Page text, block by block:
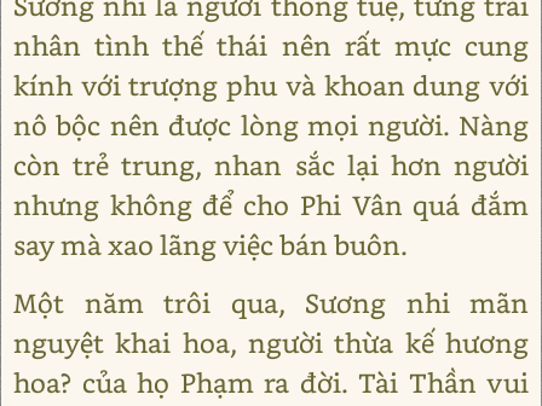
nhân tình thế thái nên rất mực cung
kính với trượng phu và khoan dung với
nô bộc nên được lòng mọi người. Nàng
còn trẻ trung, nhan sắc lại hơn người
nhưng không để cho Phi Vân quá đắm
say mà xao lãng việc bán buôn.
Một năm trôi qua, Sương nhi mãn
nguyệt khai hoa, người thừa kế hương
hoa? của họ Phạm ra đời. Tài Thần vui